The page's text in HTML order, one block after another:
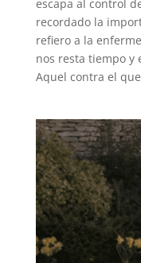
escapa al control
recordado la
refiero a la
nos resta tiempo y
Aquel contra el